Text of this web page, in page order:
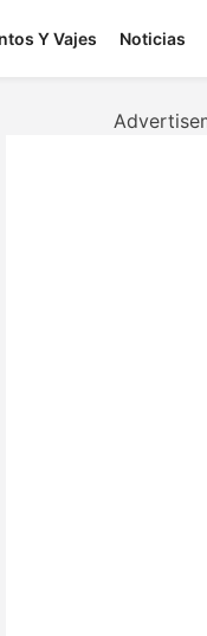
Y Vajes Noticias